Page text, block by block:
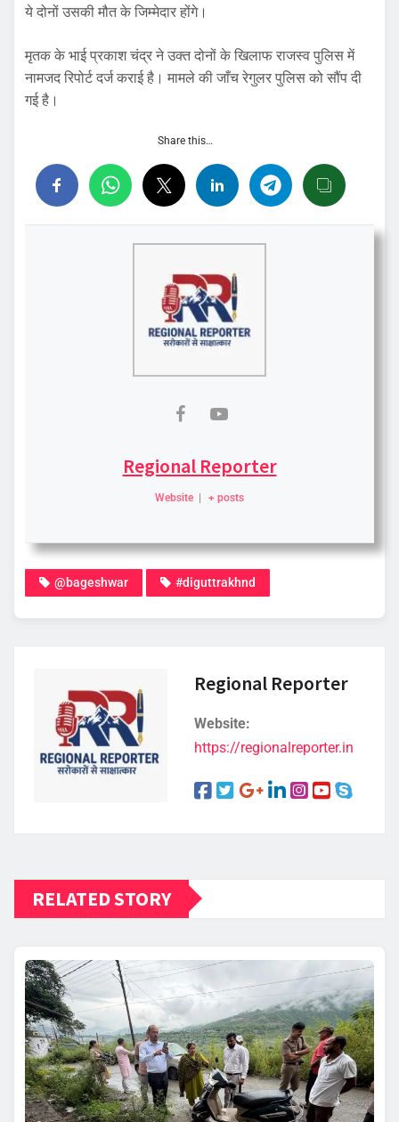
ये दोनों उसकी मौत के जिम्मेदार होंगे।
मृतक के भाई प्रकाश चंद्र ने उक्त दोनों के खिलाफ राजस्व पुलिस में
नामजद रिपोर्ट दर्ज कराई है। मामले की जाँच रेगुलर पुलिस को सौंप दी
गई है।
Share this…
Regional Reporter
Website + posts
@bageshwar #diguttrakhnd
Regional Reporter
Website:
https://regionalreporter.in
RELATED STORY